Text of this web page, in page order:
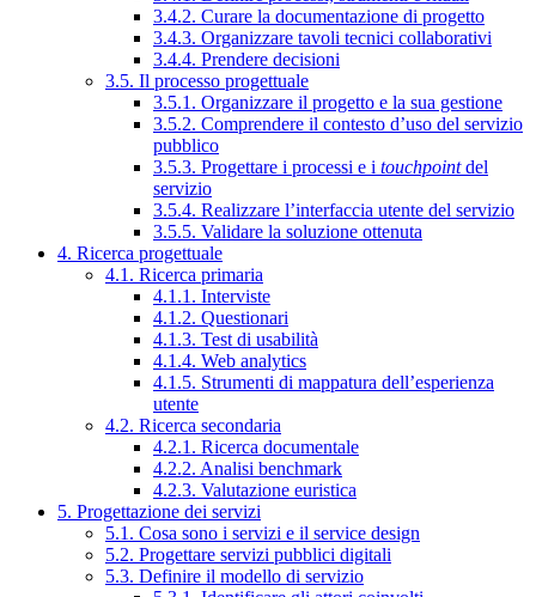
3.4.2. Curare la documentazione di progetto
3.4.3. Organizzare tavoli tecnici collaborativi
3.4.4. Prendere decisioni
3.5. Il processo progettuale
3.5.1. Organizzare il progetto e la sua gestione
3.5.2. Comprendere il contesto d’uso del servizio
pubblico
3.5.3. Progettare i processi e i touchpointdel
servizio
3.5.4. Realizzare l’interfaccia utente del servizio
3.5.5. Validare la soluzione ottenuta
4. Ricerca progettuale
4.1. Ricerca primaria
4.1.1. Interviste
4.1.2. Questionari
4.1.3. Test di usabilità
4.1.4. Web analytics
4.1.5. Strumenti di mappatura dell’esperienza
utente
4.2. Ricerca secondaria
4.2.1. Ricerca documentale
4.2.2. Analisi benchmark
4.2.3. Valutazione euristica
5. Progettazione dei servizi
5.1. Cosa sono i servizi e il service design
5.2. Progettare servizi pubblici digitali
5.3. Definire il modello di servizio